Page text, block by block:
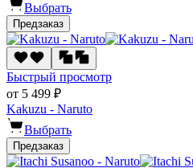
Выбрать
Предзаказ
Быстрый просмотр
от 5 499 ₽
Kakuzu - Naruto
Выбрать
Предзаказ